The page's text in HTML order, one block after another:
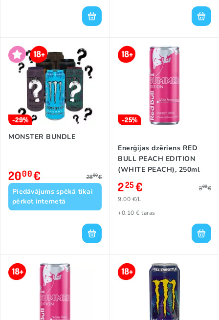
-29%
Piedāvājums spēkā tikai
pērkot internetā
MONSTER BUNDLE
2000€ 2800€
-25%
Enerģijas dzēriens RED
BULL PEACH EDITION
(WHITE PEACH), 250ml
225€ 300€
9.00 €/L
+0.10 € taras